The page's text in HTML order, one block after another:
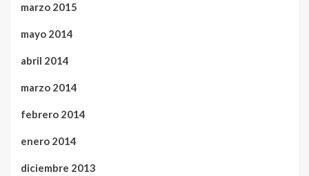
marzo 2015
mayo 2014
abril 2014
marzo 2014
febrero 2014
enero 2014
diciembre 2013